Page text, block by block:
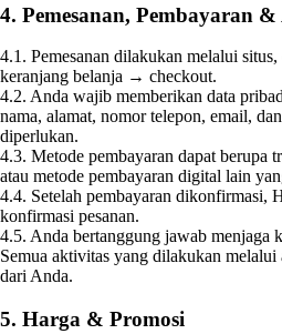
4. Pemesanan, Pembayaran
4.1. Pemesanan dilakukan melalui
keranjang belanja → checkout.
4.2. Anda wajib memberikan data
nama, alamat, nomor telepon, email,
diperlukan.
4.3. Metode pembayaran dapat berupa
atau metode pembayaran digital lain
4.4. Setelah pembayaran dikonfirmasi,
konfirmasi pesanan.
4.5. Anda bertanggung jawab menjaga
Semua aktivitas yang dilakukan melalui
dari Anda.
5. Harga & Promosi